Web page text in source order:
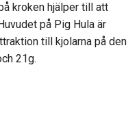
kroken hjälper till att
på Pig Hula är
till kjolarna på den
21g.